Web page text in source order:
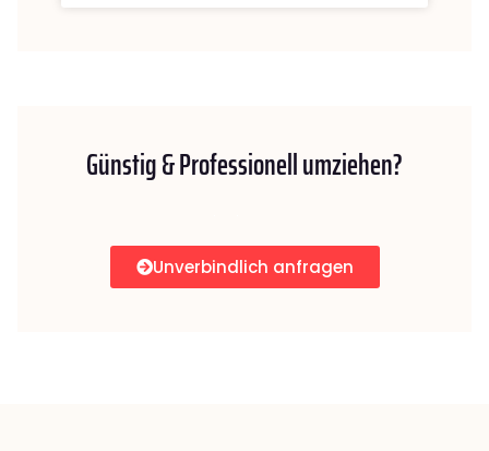
Günstig & Professionell umziehen?
Unverbindlich anfragen